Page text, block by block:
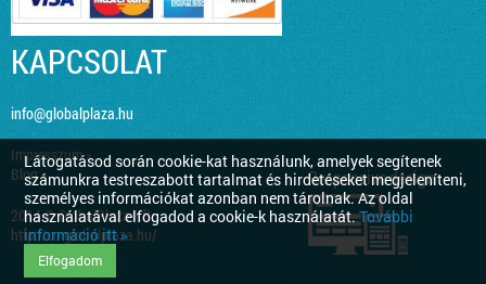
Látogatásod során cookie-kat használunk, amelyek segítenek
számunkra testreszabott tartalmat és hirdetéseket megjeleníteni,
személyes információkat azonban nem tárolnak. Az oldal
használatával elfogadod a cookie-k használatát.További
információ itt »
Elfogadom
KAPCSOLAT
info@globalplaza.hu
Impresszum »
Blog »
2014 © GlobalPlaza Kft.
http://co.globalplaza.hu/
Responsive design